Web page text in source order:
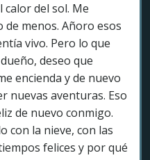
calor del sol. Me
de menos. Añoro esos
vivo. Pero lo que
deseo que
encienda y de nuevo
nuevas aventuras. Eso
de nuevo conmigo.
con la nieve, con las
felices y por qué